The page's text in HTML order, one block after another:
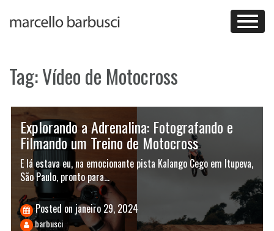
Tag:Vídeo de Motocross
Explorando a Adrenalina: Fotografando e
Filmando um Treino de Motocross
E lá estava eu, na emocionante pista Kalango Cego em Itupeva,
São Paulo, pronto para…
Posted on janeiro 29, 2024
barbusci